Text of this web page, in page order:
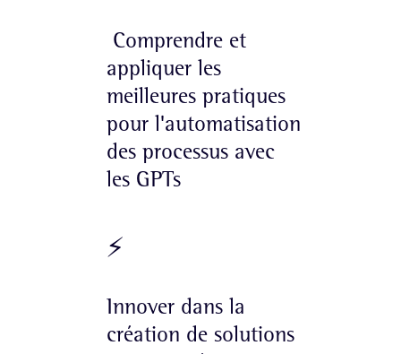
Comprendre et
appliquer les
meilleures pratiques
pour l'automatisation
des processus avec
les GPTs
⚡️
Innover dans la
création de solutions